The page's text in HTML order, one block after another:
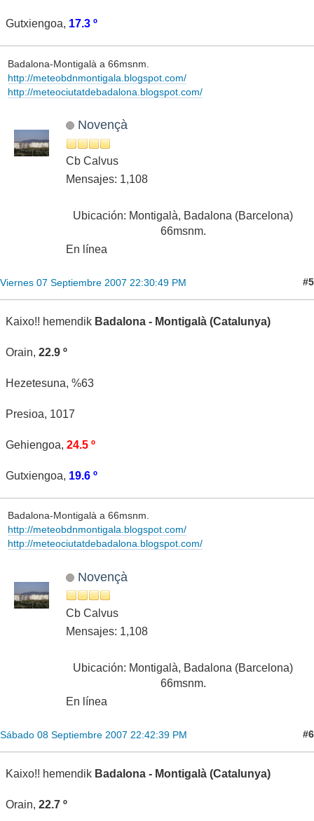
Gutxiengoa, 17.3 º
Badalona-Montigalà a 66msnm.
http://meteobdnmontigala.blogspot.com/
http://meteociutatdebadalona.blogspot.com/
Novençà
Cb Calvus
Mensajes: 1,108
Ubicación: Montigalà, Badalona (Barcelona)
66msnm.
En línea
Viernes 07 Septiembre 2007 22:30:49 PM #5
Kaixo!! hemendik Badalona - Montigalà (Catalunya)
Orain, 22.9 º
Hezetesuna, %63
Presioa, 1017
Gehiengoa, 24.5 º
Gutxiengoa, 19.6 º
Badalona-Montigalà a 66msnm.
http://meteobdnmontigala.blogspot.com/
http://meteociutatdebadalona.blogspot.com/
Novençà
Cb Calvus
Mensajes: 1,108
Ubicación: Montigalà, Badalona (Barcelona)
66msnm.
En línea
Sábado 08 Septiembre 2007 22:42:39 PM #6
Kaixo!! hemendik Badalona - Montigalà (Catalunya)
Orain, 22.7 º